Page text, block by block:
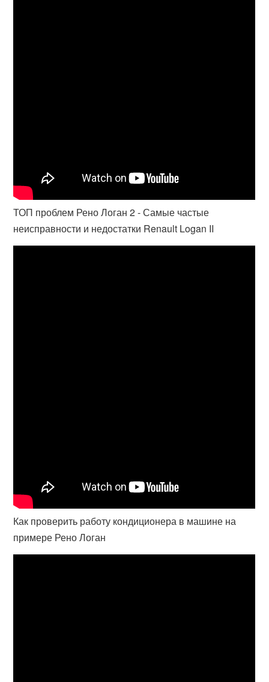
ТОП проблем Рено Логан 2 - Самые частые
неисправности и недостатки Renault Logan II
Как проверить работу кондиционера в машине на
примере Рено Логан